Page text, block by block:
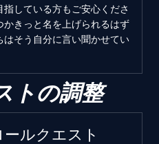
している方もご安心くださ
きっと名を上げられるはず
そう自分に言い聞かせてい
トの調整
ルクエスト